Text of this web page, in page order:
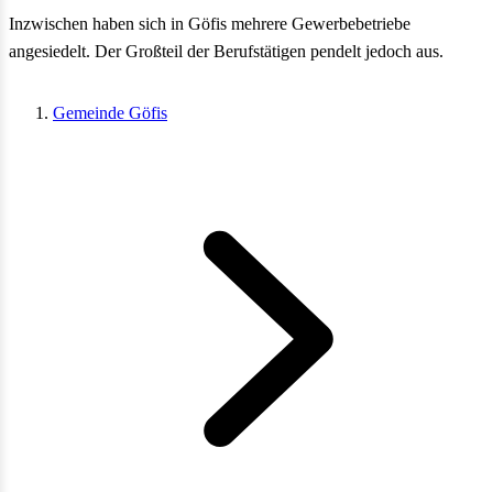
Inzwischen haben sich in Göfis mehrere Gewerbebetriebe
angesiedelt. Der Großteil der Berufstätigen pendelt jedoch aus.
Gemeinde Göfis